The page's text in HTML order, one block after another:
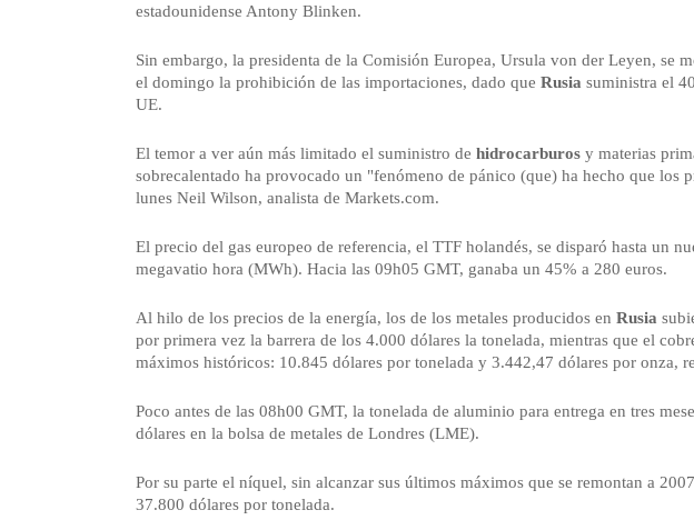
estadounidense Antony Blinken.
Sin embargo, la presidenta de la Comisión Europea, Ursula von der Leyen, se
el domingo la prohibición de las importaciones, dado que Rusia suministra el
UE.
El temor a ver aún más limitado el suministro de hidrocarburos y materias
sobrecalentado ha provocado un "fenómeno de pánico (que) ha hecho que los
lunes Neil Wilson, analista de Markets.com.
El precio del gas europeo de referencia, el TTF holandés, se disparó hasta un
megavatio hora (MWh). Hacia las 09h05 GMT, ganaba un 45% a 280 euros.
Al hilo de los precios de la energía, los de los metales producidos en Rusia
por primera vez la barrera de los 4.000 dólares la tonelada, mientras que el
máximos históricos: 10.845 dólares por tonelada y 3.442,47 dólares por onza,
Poco antes de las 08h00 GMT, la tonelada de aluminio para entrega en tres
dólares en la bolsa de metales de Londres (LME).
Por su parte el níquel, sin alcanzar sus últimos máximos que se remontan a
37.800 dólares por tonelada.